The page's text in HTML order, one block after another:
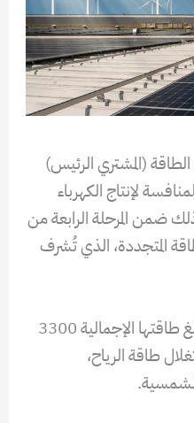
(المشتري الرئيس)
لإنتاج الكهرباء
ضمن المرحلة الرابعة من
المتجددة، الذي تُشرف
وتشمل هذه المشاريع، التي تبلغ طاقتها الإجمالية 3300
طاقة الرياح،